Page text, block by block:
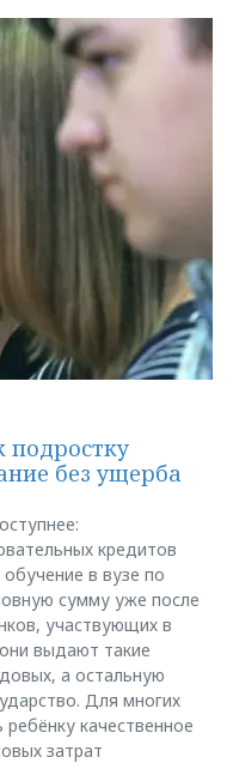
без ущерба
кредитов
в вузе по
сумму уже после
участвующих в
выдают такие
а остальную
Для многих
качественное
затрат